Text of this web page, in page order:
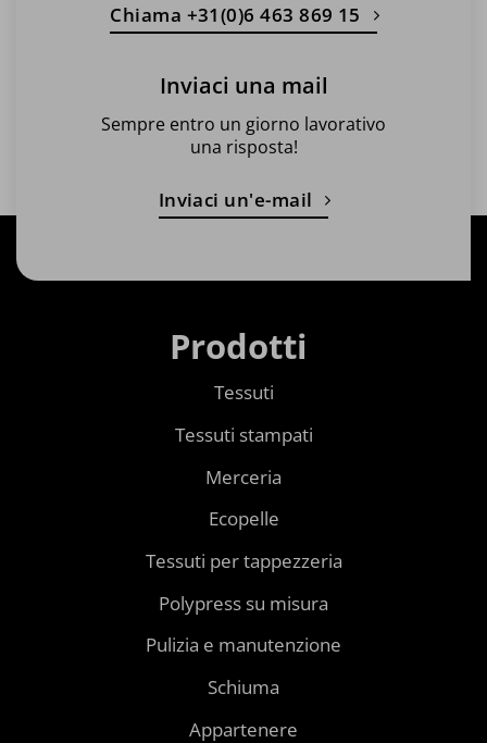
Chiama +31(0)6 463 869 15
Inviaci una mail
Sempre entro un giorno lavorativo
una risposta!
Inviaci un'e-mail
Prodotti
Tessuti
Tessuti stampati
Merceria
Ecopelle
Tessuti per tappezzeria
Polypress su misura
Pulizia e manutenzione
Schiuma
Appartenere